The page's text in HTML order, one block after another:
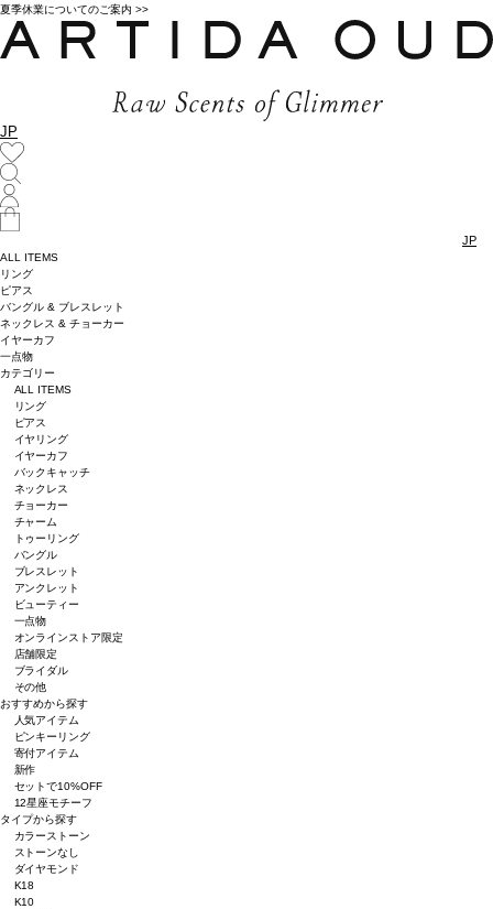
夏季休業についてのご案内 >>
JP
JP
ALL ITEMS
リング
ピアス
バングル & ブレスレット
ネックレス & チョーカー
イヤーカフ
一点物
カテゴリー
ALL ITEMS
リング
ピアス
イヤリング
イヤーカフ
バックキャッチ
ネックレス
チョーカー
チャーム
トゥーリング
バングル
ブレスレット
アンクレット
ビューティー
一点物
オンラインストア限定
店舗限定
ブライダル
その他
おすすめから探す
人気アイテム
ピンキーリング
寄付アイテム
新作
セットで10%OFF
12星座モチーフ
タイプから探す
カラーストーン
ストーンなし
ダイヤモンド
K18
K10